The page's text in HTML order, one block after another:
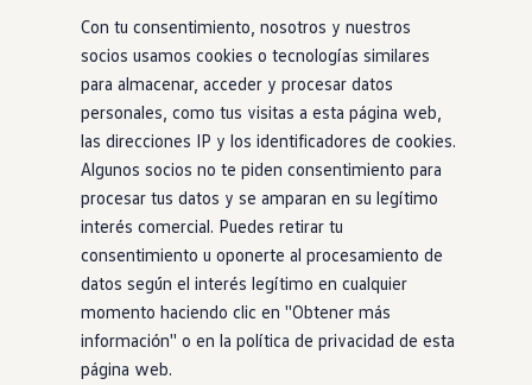
Con tu consentimiento, nosotros y nuestros
socios usamos cookies o tecnologías similares
para almacenar, acceder y procesar datos
personales, como tus visitas a esta página web,
las direcciones IP y los identificadores de cookies.
Algunos socios no te piden consentimiento para
procesar tus datos y se amparan en su legítimo
interés comercial. Puedes retirar tu
consentimiento u oponerte al procesamiento de
datos según el interés legítimo en cualquier
momento haciendo clic en ''Obtener más
información'' o en la política de privacidad de esta
página web.
Pedir cita taller
Buscador de Concesionarios
Atención al cliente
Accesorios
Guía de mantenimiento
Información Útil
Viajar en coche
WLTP
Aceite y líquidos
EA189
Etiquetado de neumáticos UE - Volkswagen
Reciclaje Volkswagen Canarias
Servicios de mantenimiento
Garantía Volkswagen
Homologaciones y certificados de conformidad
Información sobre el apagón de redes 2G-3G
Recambios